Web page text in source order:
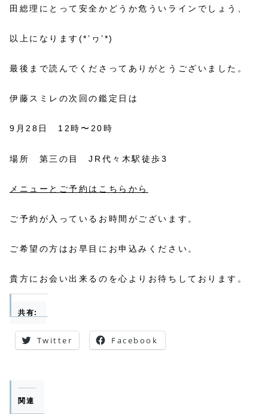
田総理にとって安全かどうか危ういラインでしょう、
以上になります(*’ヮ’*)
最後まで読んでくださってありがとうございました。
伊藤スミレの次回の鑑定日は
9月28日 12時〜20時
場所 第三の目 JR代々木駅徒歩3
メニューとご予約はこちらから
ご予約が入っているお時間がございます。
ご希望の方はお早目にお申込みください。
貴方にお会い出来るのを心よりお待ちしております。
共有:
Twitter Facebook
関連